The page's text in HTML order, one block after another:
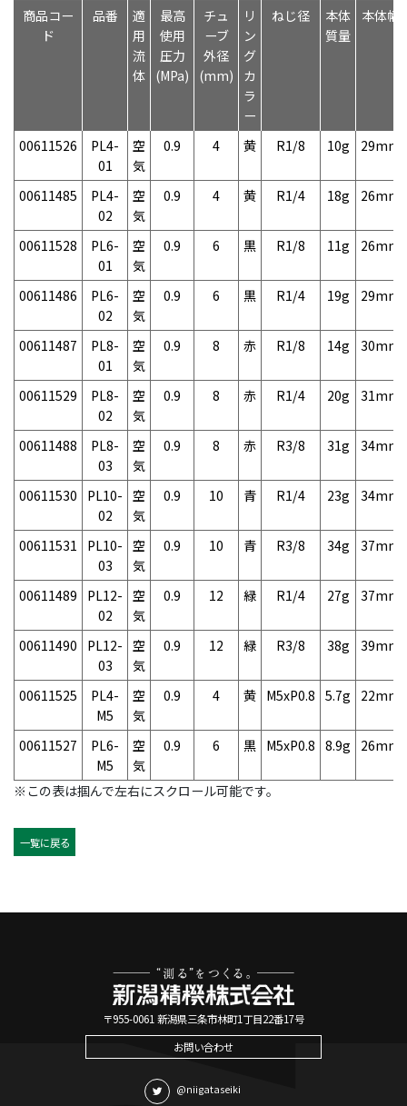
商品コー
ド
品番
適
用
流
体
最高
使用
圧力
(MPa)
チュ
ーブ
外径
(mm)
リ
ン
グ
カ
ラ
ー
ねじ径
本体
質量
本体幅
00611526
PL4-
01
空
気
0.9 4 黄 R1/8 10g 29mm
00611485
PL4-
02
空
気
0.9 4 黄 R1/4 18g 26mm
00611528
PL6-
01
空
気
0.9 6 黒 R1/8 11g 26mm
00611486
PL6-
02
空
気
0.9 6 黒 R1/4 19g 29mm
00611487
PL8-
01
空
気
0.9 8 赤 R1/8 14g 30mm
00611529
PL8-
02
空
気
0.9 8 赤 R1/4 20g 31mm
00611488
PL8-
03
空
気
0.9 8 赤 R3/8 31g 34mm
00611530
PL10-
02
空
気
0.9 10 青 R1/4 23g 34mm
00611531
PL10-
03
空
気
0.9 10 青 R3/8 34g 37mm
00611489
PL12-
02
空
気
0.9 12 緑 R1/4 27g 37mm
00611490
PL12-
03
空
気
0.9 12 緑 R3/8 38g 39mm
00611525
PL4-
M5
空
気
0.9 4 黄 M5xP0.8 5.7g 22mm
00611527
PL6-
M5
空
気
0.9 6 黒 M5xP0.8 8.9g 26mm
※この表は掴んで左右にスクロール可能です。
一覧に戻る
〒955-0061 新潟県三条市林町1丁目22番17号
お問い合わせ
@niigataseiki